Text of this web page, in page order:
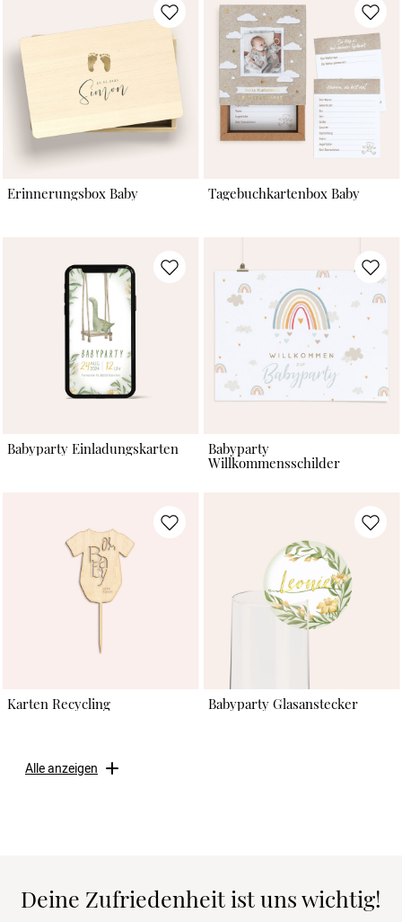
Erinnerungsbox Baby Tagebuchkartenbox Baby
Babyparty Einladungskarten
Babyparty
Willkommensschilder
Karten Recycling Babyparty Glasanstecker
Alle anzeigen
Deine Zufriedenheit ist uns wichtig!